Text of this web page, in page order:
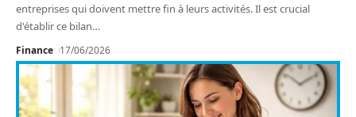
entreprises qui doivent mettre fin à leurs activités. Il est crucial
d'établir ce bilan…
Finance 17/06/2026